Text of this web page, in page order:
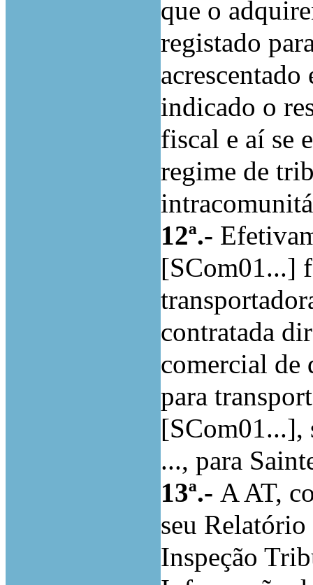
que o
registado
indicado o
fiscal e aí se
regime de
12ª.-
[SCom01...]
contratada
comercial
para
[SCom01...],
..., para
13ª.- A AT,
seu Relatório
Inspeção